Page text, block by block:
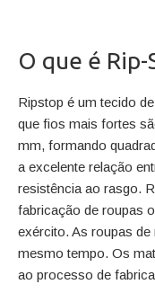
O que é Rip-
Ripstop é um tecido
que fios mais fortes
mm, formando
a excelente relação
resistência ao rasgo.
fabricação de roupas
exército. As roupas
mesmo tempo. Os
ao processo de